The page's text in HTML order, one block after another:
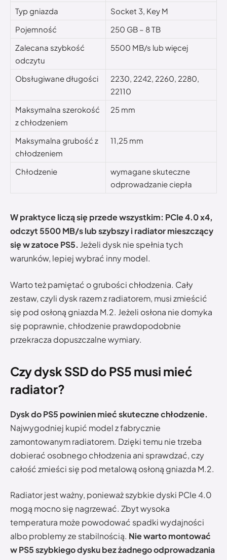
Typ gniazda
Socket 3, Key M
Pojemność
250 GB – 8 TB
Zalecana szybkość
odczytu
5500 MB/s lub więcej
Obsługiwane długości
2230, 2242, 2260, 2280,
22110
Maksymalna szerokość
z chłodzeniem
25 mm
Maksymalna grubość z
chłodzeniem
11,25 mm
Chłodzenie
wymagane skuteczne
odprowadzanie ciepła
W praktyce liczą się przede wszystkim: PCIe 4.0 x4,
odczyt 5500 MB/s lub szybszy i radiator mieszczący
się w zatoce PS5. Jeżeli dysk nie spełnia tych
warunków, lepiej wybrać inny model.
Warto też pamiętać o grubości chłodzenia. Cały
zestaw, czyli dysk razem z radiatorem, musi zmieścić
się pod osłoną gniazda M.2. Jeżeli osłona nie domyka
się poprawnie, chłodzenie prawdopodobnie
przekracza dopuszczalne wymiary.
Czy dysk SSD do PS5 musi mieć
radiator?
Dysk do PS5 powinien mieć skuteczne chłodzenie.
Najwygodniej kupić model z fabrycznie
zamontowanym radiatorem. Dzięki temu nie trzeba
dobierać osobnego chłodzenia ani sprawdzać, czy
całość zmieści się pod metalową osłoną gniazda M.2.
Radiator jest ważny, ponieważ szybkie dyski PCIe 4.0
mogą mocno się nagrzewać. Zbyt wysoka
temperatura może powodować spadki wydajności
albo problemy ze stabilnością. Nie warto montować
w PS5 szybkiego dysku bez żadnego odprowadzania